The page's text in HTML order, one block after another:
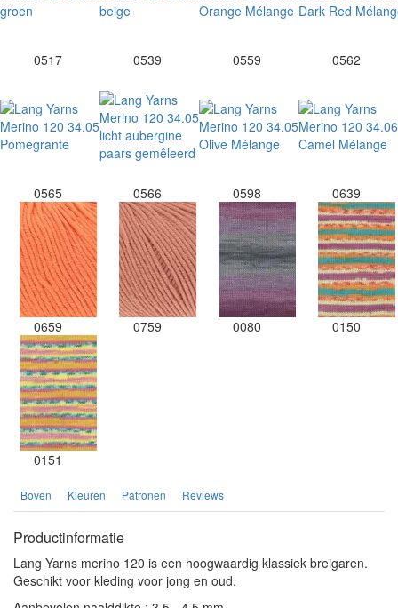
0517 0539 0559 0562
0565 0566 0598 0639
0659 0759 0080 0150
0151
Boven Kleuren Patronen Reviews
Productinformatie
Lang Yarns merino 120 is een hoogwaardig klassiek breigaren.
Geschikt voor kleding voor jong en oud.